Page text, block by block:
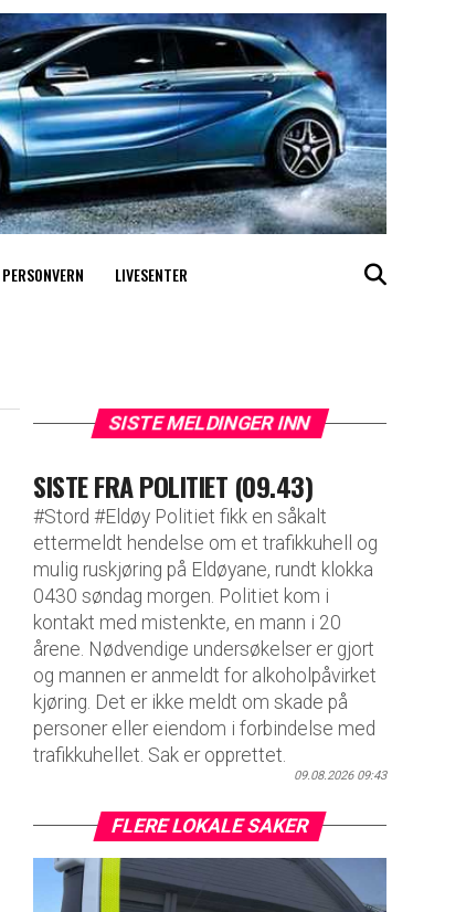
PERSONVERN LIVESENTER
SISTE MELDINGER INN
SISTE FRA POLITIET (09.43)
#Stord #Eldøy Politiet fikk en såkalt
ettermeldt hendelse om et trafikkuhell og
mulig ruskjøring på Eldøyane, rundt klokka
0430 søndag morgen. Politiet kom i
kontakt med mistenkte, en mann i 20
årene. Nødvendige undersøkelser er gjort
og mannen er anmeldt for alkoholpåvirket
kjøring. Det er ikke meldt om skade på
personer eller eiendom i forbindelse med
trafikkuhellet. Sak er opprettet.
09.08.2026 09:43
FLERE LOKALE SAKER